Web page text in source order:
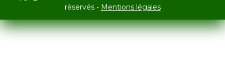
réservés - Mentions légales